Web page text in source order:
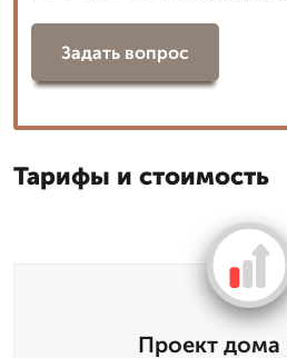
Задать вопрос
Тарифы и стоимость
Проект дома